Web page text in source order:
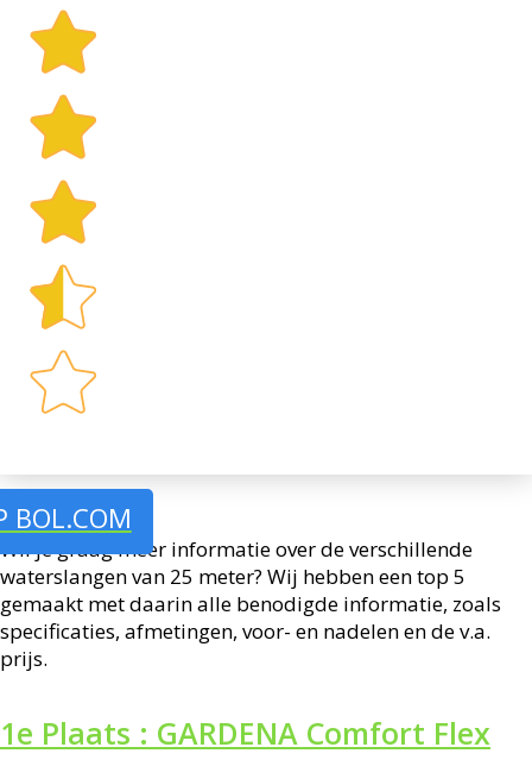
BOL.COM
Wil je graag meer informatie over de verschillende
waterslangen van 25 meter? Wij hebben een top 5
gemaakt met daarin alle benodigde informatie, zoals
specificaties, afmetingen, voor- en nadelen en de v.a.
prijs.
1e Plaats : GARDENA Comfort Flex